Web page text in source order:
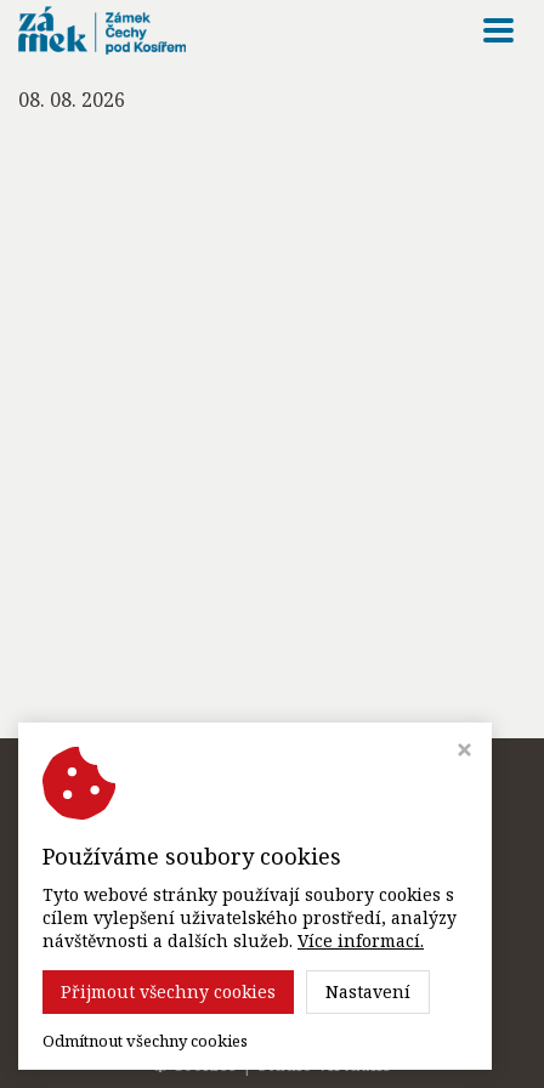
08. 08. 2026
Zámek Čechy pod Kosířem,
Mánesova 1, 798 58 Čechy pod Kosířem,
Telefon:+420773784110, E-mail:rezervacecpk@vmo.cz
Cookies|Studio Virtualis
Používáme soubory cookies
Tyto webové stránky používají soubory cookies s
cílem vylepšení uživatelského prostředí, analýzy
návštěvnosti a dalších služeb. Více informací.
Přijmout všechny cookies Nastavení
Odmítnout všechny cookies